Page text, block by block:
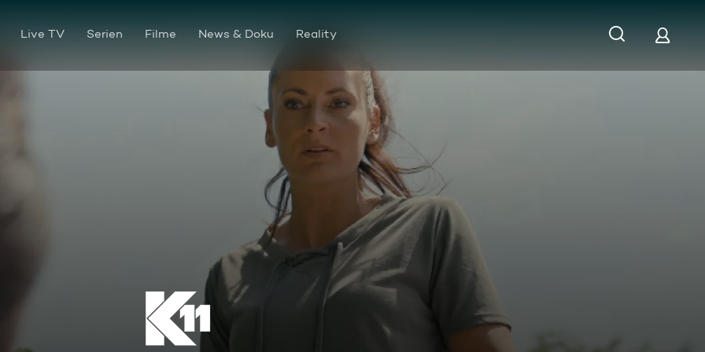
Live TV Serien Filme News & Doku Reality
Das Morgengrauen